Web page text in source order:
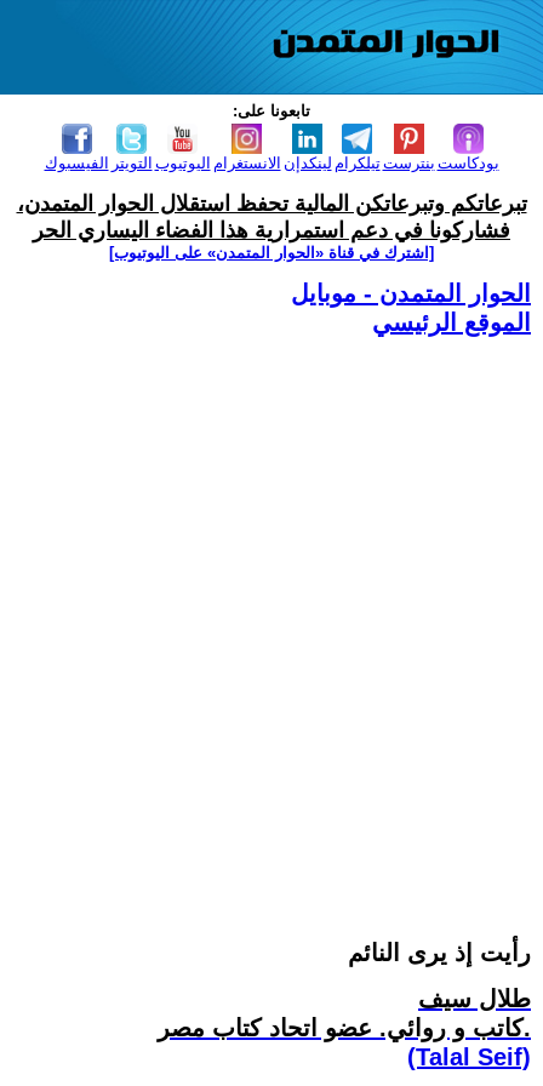
تابعونا على:
الفيسبوك التويتر اليوتيوب الانستغرام لينكدإن تيلكرامبنترست بودكاست
تبرعاتكم وتبرعاتكن المالية تحفظ استقلال الحوار المتمدن،
فشاركونا في دعم استمرارية هذا الفضاء اليساري الحر
[اشترك في قناة ‫«الحوار المتمدن» على اليوتيوب]
الحوار المتمدن - موبايل
الموقع الرئيسي
رأيت إذ يرى النائم
طلال سيف
كاتب و روائي. عضو اتحاد كتاب مصر.
(Talal Seif)